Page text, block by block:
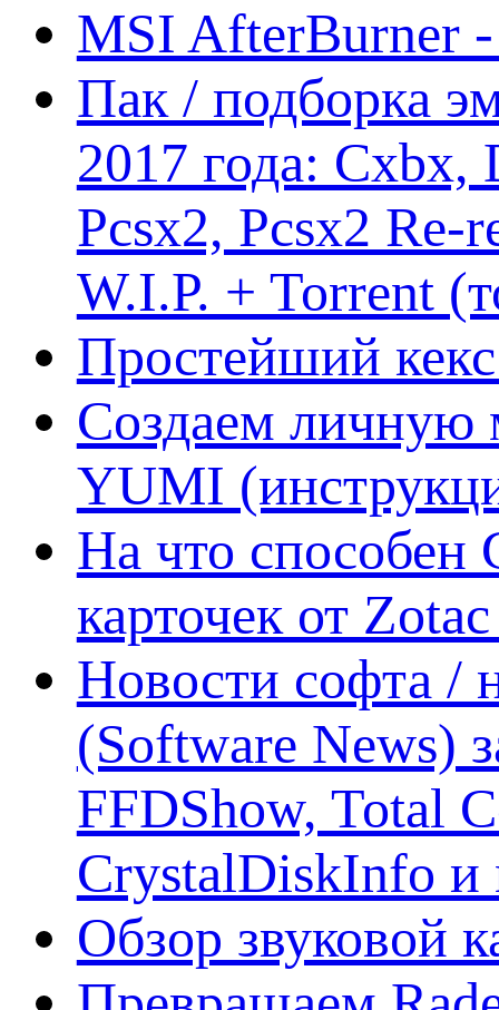
MSI AfterBurner
Пак / подборка
2017 года:
Pcsx2, Pcsx2
W.I.P. + Torrent
Простейший кекс
Создаем личную
YUMI
На что способен
карточек от
Новости софта /
(Software News)
FFDShow, Total
CrystalDiskInfo и
Обзор звуковой